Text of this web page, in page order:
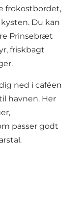
frokostbordet,
Du kan
Prinsebræt
friskbagt
ned i caféen
havnen. Her
passer godt